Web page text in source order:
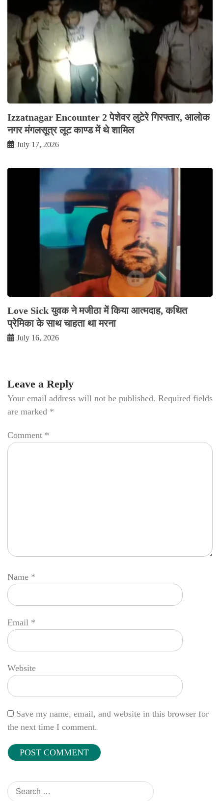
Izzatnagar Encounter 2 पेशेवर लुटेरे गिरफ्तार, आलोक
नगर मंगलसूत्र लूट काण्‍ड में थे शामिल
July 17, 2026
Love Sick युवक ने मजीठा में किया आत्मदाह, कथित
प्रेमिका के साथ चाहता था मरना
July 16, 2026
Leave a Reply
Your email address will not be published. Required fields
are marked *
Comment *
Name *
Email *
Website
Save my name, email, and website in this browser for
the next time I comment.
Search